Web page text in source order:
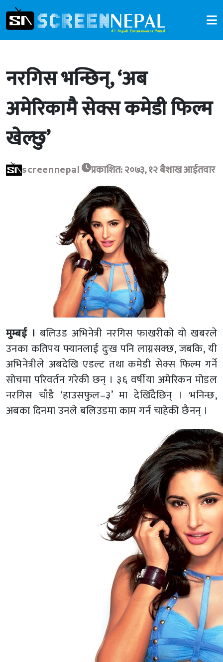
नरगिस भन्छिन्, ‘अब
अमेरिकामै सेक्स कमेडी फिल्म
खेल्छु’
screennepal प्रकाशित: २०७३, १२ बैशाख आईतवार
मुम्बई । बलिउड अभिनेत्री नरगिस फाखरीको यो खबरले
उनका कतिपय फ्यानलाई दुःख पनि लाग्नसक्छ, जबकि, यी
अभिनेत्रीले अबदेखि एडल्ट तथा कमेडी सेक्स फिल्म गर्ने
सोचमा परिवर्तन गरेकी छन् । ३६ वर्षीया अमेरिकन मोडल
नरगिस चाँडै ‘हाउसफुल–३’ मा देखिँदैछिन् । भनिन्छ,
अबका दिनमा उनले बलिउडमा काम गर्न चाहेकी छैनन् ।